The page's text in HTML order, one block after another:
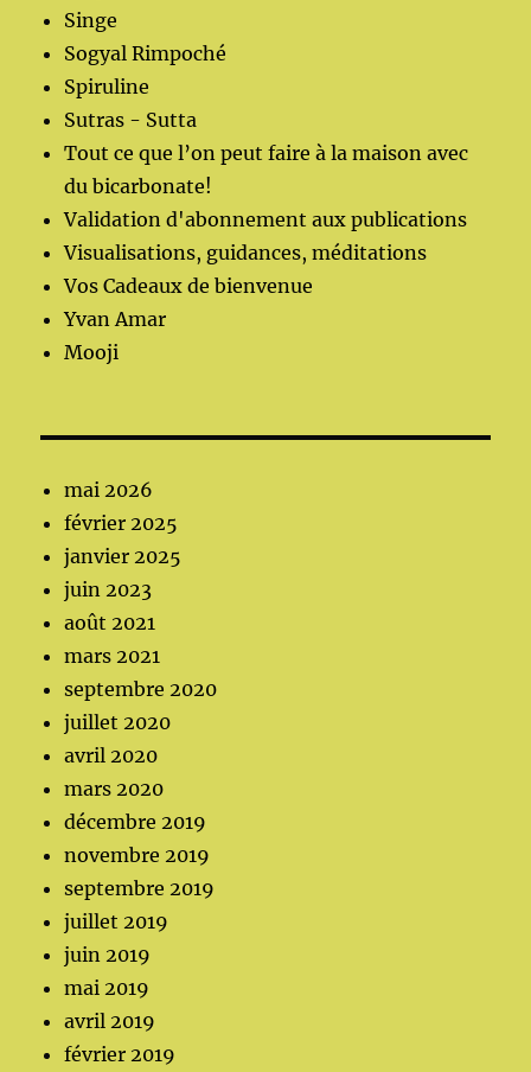
Singe
Sogyal Rimpoché
Spiruline
Sutras - Sutta
Tout ce que l’on peut faire à la maison avec
du bicarbonate!
Validation d'abonnement aux publications
Visualisations, guidances, méditations
Vos Cadeaux de bienvenue
Yvan Amar
Mooji
mai 2026
février 2025
janvier 2025
juin 2023
août 2021
mars 2021
septembre 2020
juillet 2020
avril 2020
mars 2020
décembre 2019
novembre 2019
septembre 2019
juillet 2019
juin 2019
mai 2019
avril 2019
février 2019